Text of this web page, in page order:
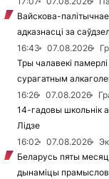
Вайскова-
адказнасці за
16:43
07.08.2026
Тры чалавекі
сурагатным
16:26
07.08.2026
14-гадовы школьнік
Лідзе
16:02
07.08.2026
Беларусь пяты
дынаміцы